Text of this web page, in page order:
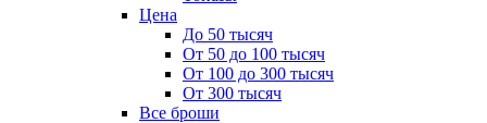
Цена
До 50 тысяч
От 50 до 100 тысяч
От 100 до 300 тысяч
От 300 тысяч
Все броши